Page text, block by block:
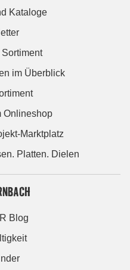
Kataloge
im Überblick
Onlineshop
Marktplatz
Platten. Dielen
Blog